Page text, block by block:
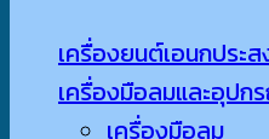
เครื่องยนต์เอนกประ
เครื่องมือลมและอุปก
เครื่องมือลม